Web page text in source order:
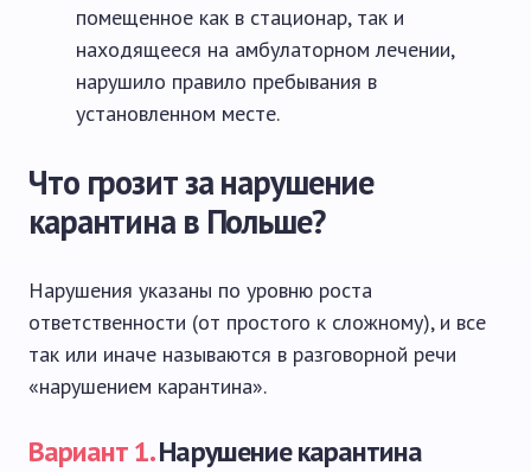
помещенное как в стационар, так и
находящееся на амбулаторном лечении,
нарушило правило пребывания в
установленном месте.
Что грозит за нарушение
карантина в Польше?
Нарушения указаны по уровню роста
ответственности (от простого к сложному), и все
так или иначе называются в разговорной речи
«нарушением карантина».
Вариант 1.Нарушение карантина